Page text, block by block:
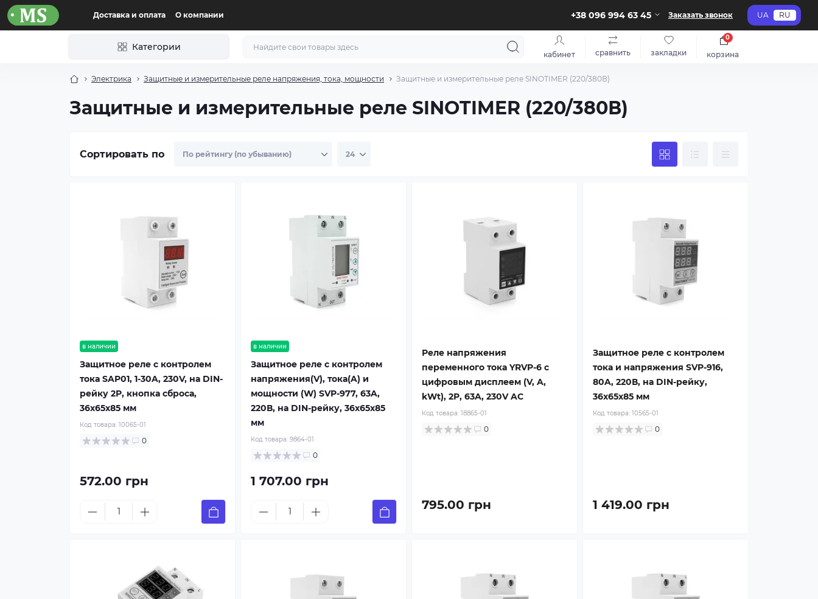
Доставка и оплата О компании +38 096 994 63 45 Заказать звонок UA RU
Категории
кабинет сравнить закладки корзина
0
Электрика Защитные и измерительные реле напряжения, тока, мощности Защитные и измерительные реле SINOTIMER (220/380В)
Защитные и измерительные реле SINOTIMER (220/380В)
Сортировать по
в наличии
Защитное реле с контролем
тока SAP01, 1-30A, 230V, на DIN-
рейку 2P, кнопка сброса,
36х65х85 мм
Код товара: 10065-01
0
572.00 грн
в наличии
Защитное реле с контролем
напряжения(V), тока(A) и
мощности (W) SVP-977, 63A,
220В, на DIN-рейку, 36х65х85
мм
Код товара: 9864-01
0
1 707.00 грн
Реле напряжения
переменного тока YRVP-6 с
цифровым дисплеем (V, A,
kWt), 2P, 63A, 230V AC
Код товара: 18865-01
0
795.00 грн
Защитное реле с контролем
тока и напряжения SVP-916,
80A, 220В, на DIN-рейку,
36х65х85 мм
Код товара: 10565-01
0
1 419.00 грн